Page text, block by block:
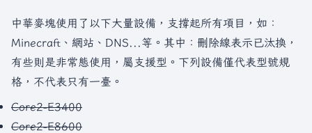
中華麥塊使用了以下大量設備，支撐起所有項目，如：
Minecraft、網站、DNS...等。其中：刪除線表示已汰換，
有些則是非常態使用，屬支援型。下列設備僅代表型號規
格，不代表只有一臺。
Core2-E3400
Core2-E8600